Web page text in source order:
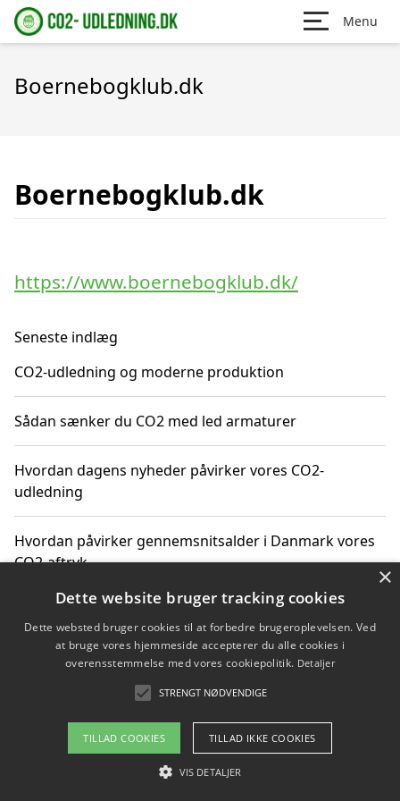
Menu
Boernebogklub.dk
Boernebogklub.dk
https://www.boernebogklub.dk/
Seneste indlæg
CO2-udledning og moderne produktion
Sådan sænker du CO2 med led armaturer
Hvordan dagens nyheder påvirker vores CO2-
udledning
Hvordan påvirker gennemsnitsalder i Danmark vores
CO2-aftryk
Hvordan nyheder om CO2-udledning påvirker vores
hverdag
Om / kontakt
Blog Betingelser
×
Dette website bruger tracking cookies
Dette websted bruger cookies til at forbedre brugeroplevelsen. Ved
at bruge vores hjemmeside accepterer du alle cookies i
overensstemmelse med vores cookiepolitik. Detaljer
STRENGT NØDVENDIGE
TILLAD COOKIES TILLAD IKKE COOKIES
VIS DETALJER